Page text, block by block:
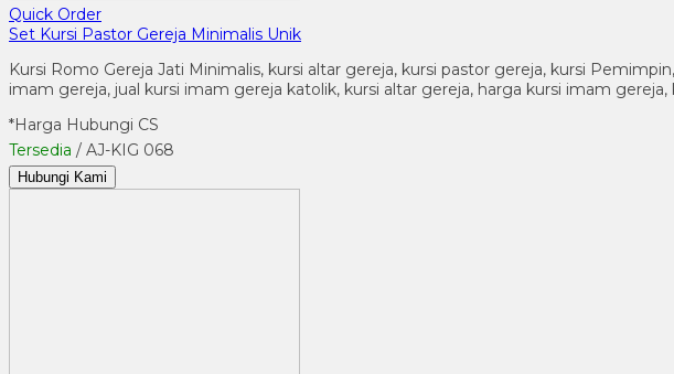
Quick Order
Set Kursi Pastor Gereja Minimalis Unik
Kursi Romo Gereja Jati Minimalis, kursi altar gereja, kursi pastor gereja, kursi
imam gereja, jual kursi imam gereja katolik, kursi altar gereja, harga kursi imam
*Harga Hubungi CS
Tersedia / AJ-KIG 068
Hubungi Kami